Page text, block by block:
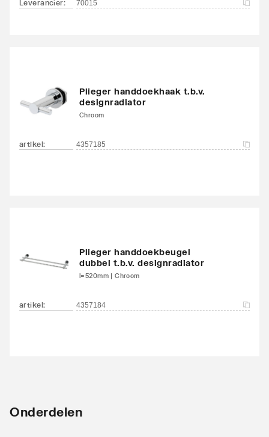
Leverancier: 70015
Plieger handdoekhaak t.b.v.
designradiator
Chroom
artikel: 4357185
Plieger handdoekbeugel
dubbel t.b.v. designradiator
l=520mm | Chroom
artikel: 4357184
Onderdelen